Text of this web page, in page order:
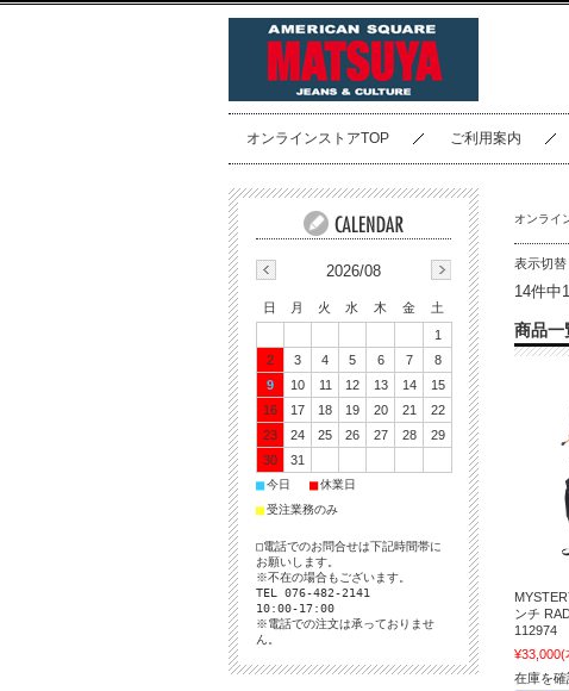
オンラインストアTOP ご利用案内
オンライ
表示切替
14件中
商品一
ンチ
112974
¥33,000(
在庫を確
2026/08
日 月 火 水 木 金
土
1
2
3 4 5 6 7
8
9
10 11 12 13 14
15
16
17 18 19 20 21
22
23
24 25 26 27 28
29
30
31
■今日 ■休業日
■受注業務のみ
□電話でのお問合せは下記時間帯に
お願いします。
※不在の場合もございます。
TEL 076-482-2141
10:00-17:00
※電話での注文は承っておりませ
ん。